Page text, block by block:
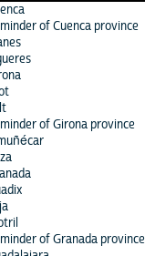
of Cuenca province
of Girona province
of Granada province